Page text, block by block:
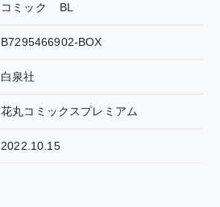
コミック BL
B7295466902-BOX
白泉社
花丸コミックスプレミアム
2022.10.15